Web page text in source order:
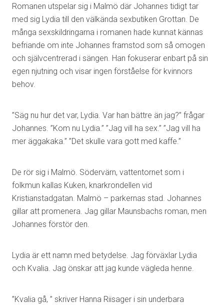
Romanen utspelar sig i Malmö där Johannes tidigt tar
med sig Lydia till den välkända sexbutiken Grottan. De
många sexskildringarna i romanen hade kunnat kännas
befriande om inte Johannes framstod som så omogen
och självcentrerad i sängen. Han fokuserar enbart på sin
egen njutning och visar ingen förståelse för kvinnors
behov.
”Säg nu hur det var, Lydia. Var han bättre än jag?” frågar
Johannes. ”Kom nu Lydia.” ”Jag vill ha sex.” ”Jag vill ha
mer äggakaka.” ”Det skulle vara gott med kaffe.”
De rör sig i Malmö. Södervärn, vattentornet som i
folkmun kallas Kuken, knarkrondellen vid
Kristianstadgatan. Malmö – parkernas stad. Johannes
gillar att promenera. Jag gillar Maunsbachs roman, men
Johannes förstör den.
Lydia är ett namn med betydelse. Jag förväxlar Lydia
och Kvalia. Jag önskar att jag kunde vägleda henne.
”Kvalia gå, ” skriver Hanna Riisager i sin underbara